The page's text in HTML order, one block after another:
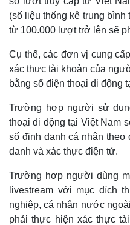
Pháp luật
Tin nóng
Tư vấn luật
(số liệu thống kê trung
từ 100.000 lượt trở lên sẽ
Cụ thể, các đơn vị cung
xác thực tài khoản của
bằng số điện thoại di động
Trường hợp người sử
thoại di động tại Việt Nam
số định danh cá nhân theo
danh và xác thực điện tử.
Trường hợp người dùng
livestream với mục đích
nghiệp, cá nhân nước
phải thực hiện xác thực